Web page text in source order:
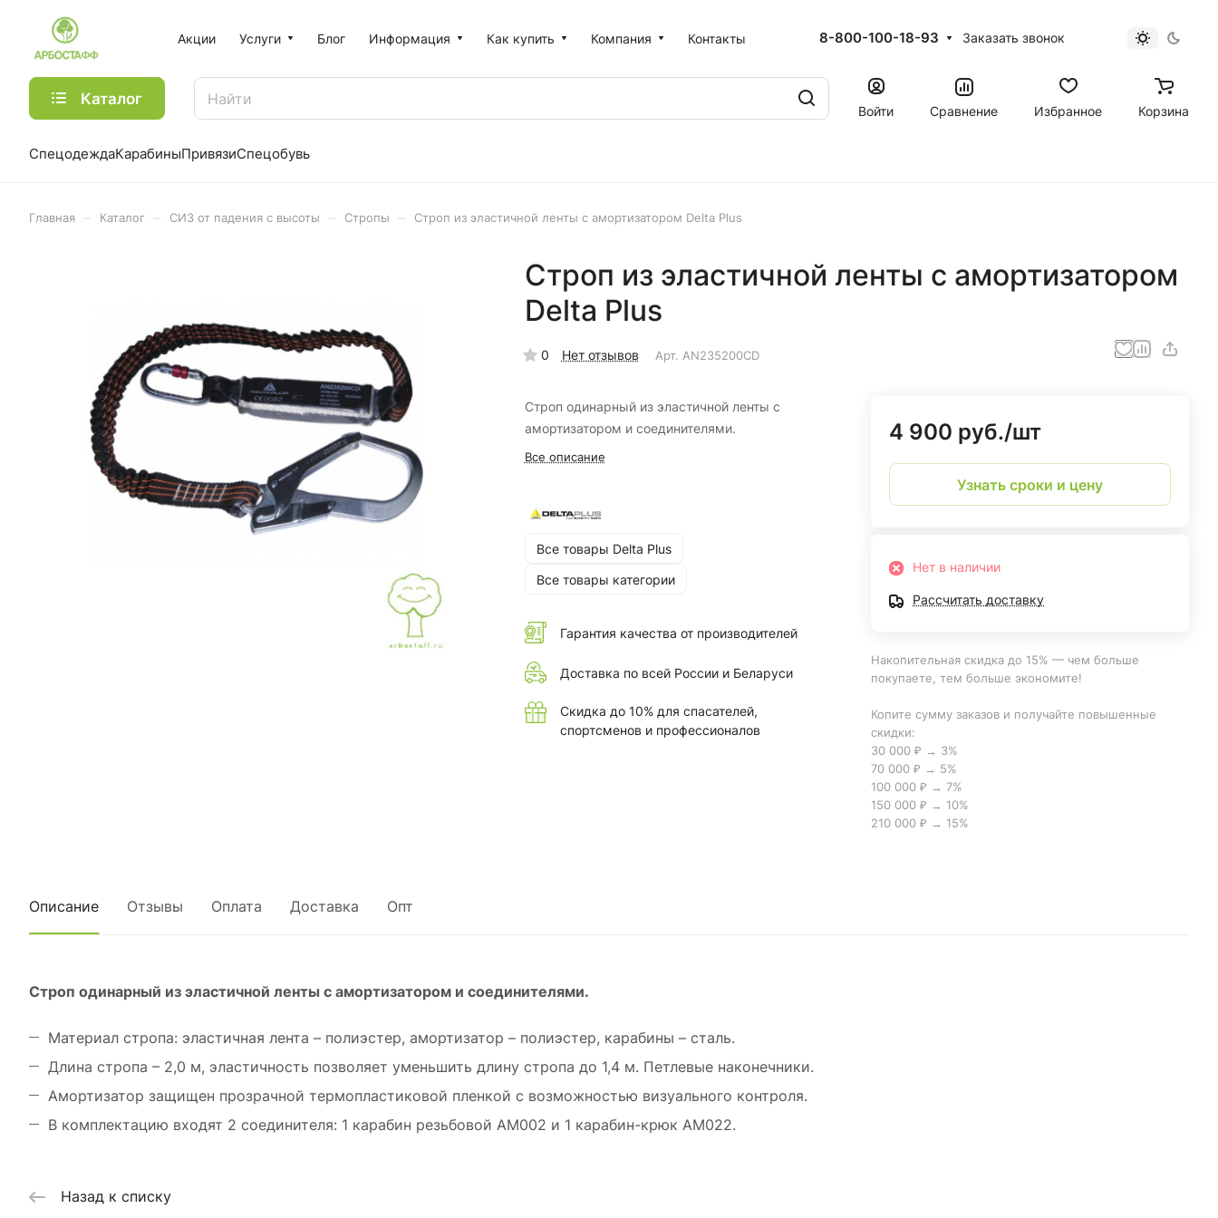
Акции Услуги Блог Информация Как купить Компания Контакты 8-800-100-18-93 Заказать звонок
Каталог
Войти Сравнение Избранное Корзина
СпецодеждаКарабиныПривязиСпецобувь
Главная Каталог СИЗ от падения с высоты Стропы Строп из эластичной ленты с амортизатором Delta Plus
Строп из эластичной ленты с амортизатором
Delta Plus
0 Нет отзывов Арт. AN235200CD
Строп одинарный из эластичной ленты с
амортизатором и соединителями.
Все описание
Все товары Delta Plus
Все товары категории
Гарантия качества от производителей
Доставка по всей России и Беларуси
Скидка до 10% для спасателей,
спортсменов и профессионалов
4 900 руб./шт
Узнать сроки и цену
Нет в наличии
Рассчитать доставку
Накопительная скидка до 15% — чем больше
покупаете, тем больше экономите!
Копите сумму заказов и получайте повышенные
скидки:
30 000 ₽ → 3%
70 000 ₽ → 5%
100 000 ₽ → 7%
150 000 ₽ → 10%
210 000 ₽ → 15%
Описание Отзывы Оплата Доставка Опт
Строп одинарный из эластичной ленты с амортизатором и соединителями.
Материал стропа: эластичная лента – полиэстер, амортизатор – полиэстер, карабины – сталь.
Длина стропа – 2,0 м, эластичность позволяет уменьшить длину стропа до 1,4 м. Петлевые наконечники.
Амортизатор защищен прозрачной термопластиковой пленкой с возможностью визуального контроля.
В комплектацию входят 2 соединителя: 1 карабин резьбовой АМ002 и 1 карабин-крюк АМ022.
Назад к списку